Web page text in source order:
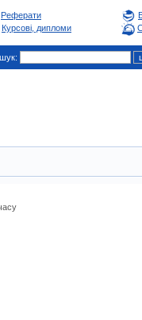
Реферати
Курсові, дипломи